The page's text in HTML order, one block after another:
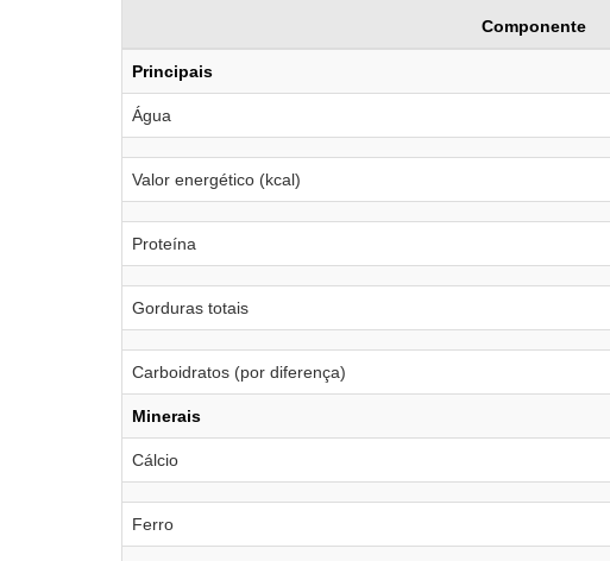
Componente
Principais
Água
Valor energético (kcal)
Proteína
Gorduras totais
Carboidratos (por diferença)
Minerais
Cálcio
Ferro